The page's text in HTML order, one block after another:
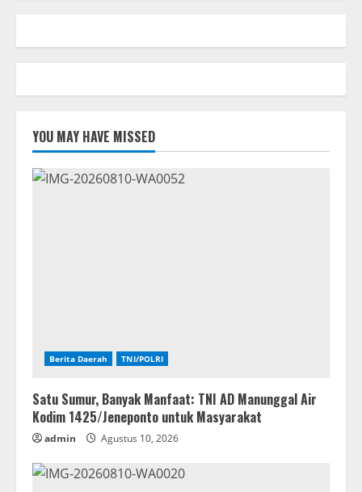
YOU MAY HAVE MISSED
Berita Daerah TNI/POLRI
Satu Sumur, Banyak Manfaat: TNI AD Manunggal Air
Kodim 1425/Jeneponto untuk Masyarakat
admin Agustus 10, 2026